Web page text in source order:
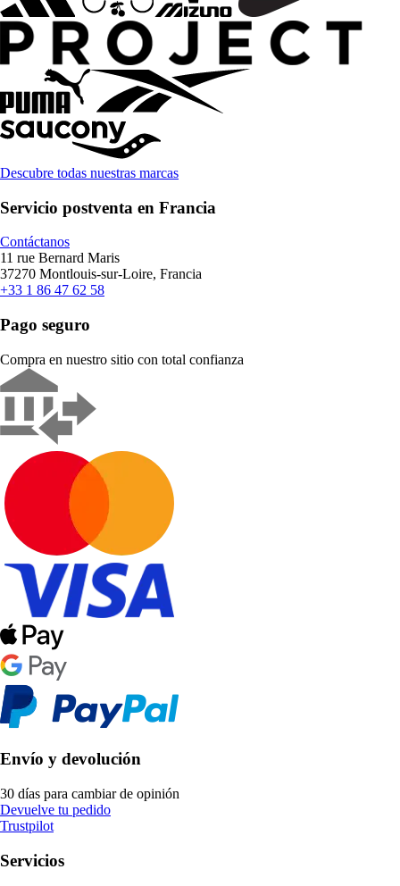
Descubre todas nuestras marcas
Servicio postventa en Francia
Contáctanos
11 rue Bernard Maris
37270 Montlouis-sur-Loire, Francia
+33 1 86 47 62 58
Pago seguro
Compra en nuestro sitio con total confianza
Envío y devolución
30 días para cambiar de opinión
Devuelve tu pedido
Trustpilot
Servicios